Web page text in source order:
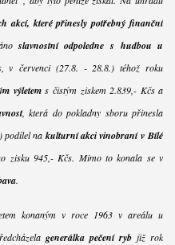
akcí, které přinesly potřebný finanční
slavnostní odpoledne s hudbou u
v červenci (27.8. - 28.8.) téhož roku
výletems čistým ziskem 2.839,- Kčs a
, která do pokladny sboru přinesla
podílel na kulturní akci vinobraní v Bílé
zisku 945,- Kčs. Mimo to konala se v
.
konaným v roce 1963 v areálu u
generálka pečení rybjiž rok